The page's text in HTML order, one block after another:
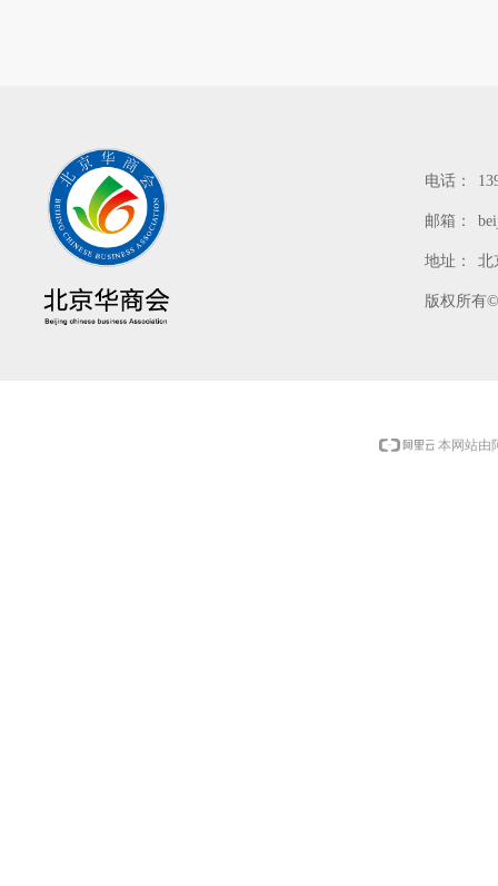
电话：
邮箱：
地址： 北
版权所有©
本网站由